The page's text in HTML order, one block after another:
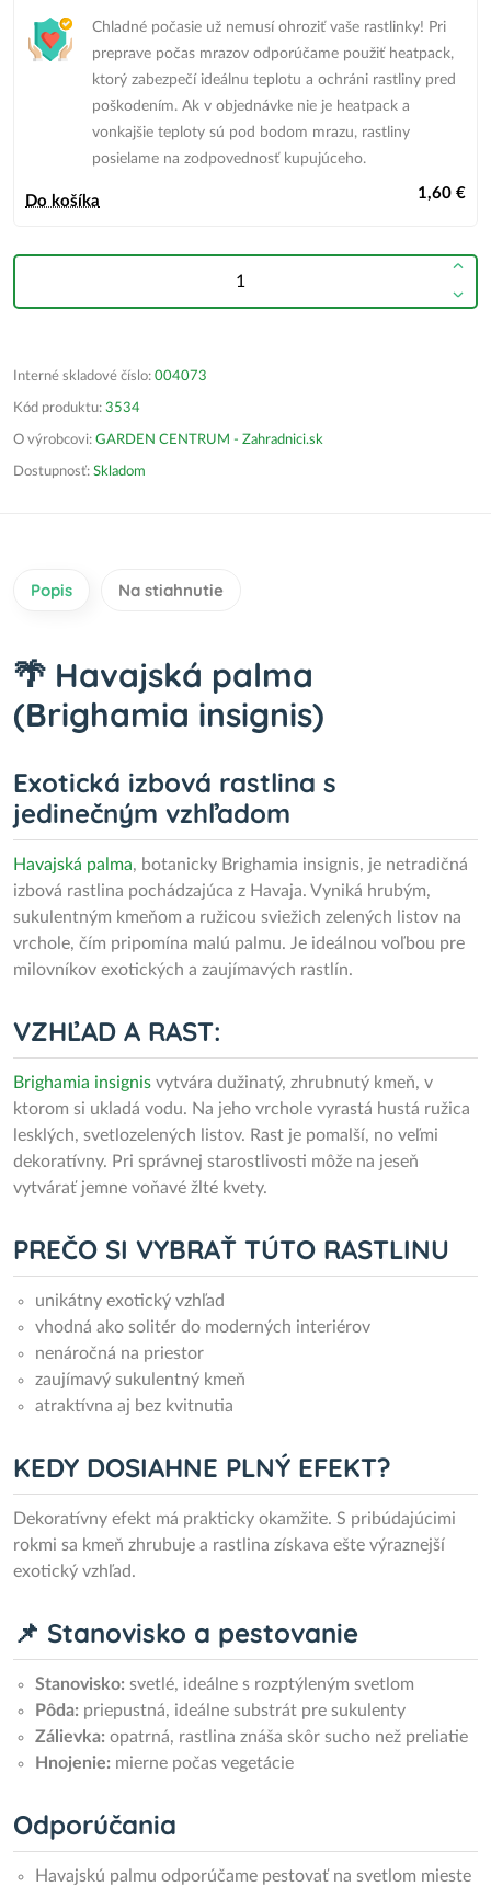
Chladné počasie už nemusí ohroziť vaše rastlinky! Pri
preprave počas mrazov odporúčame použiť heatpack,
ktorý zabezpečí ideálnu teplotu a ochráni rastliny pred
poškodením. Ak v objednávke nie je heatpack a
vonkajšie teploty sú pod bodom mrazu, rastliny
posielame na zodpovednosť kupujúceho.
Do košíka 1,60 €
Interné skladové číslo: 004073
Kód produktu: 3534
O výrobcovi: GARDEN CENTRUM - Zahradnici.sk
Dostupnosť: Skladom
Popis Na stiahnutie
🌴 Havajská palma
(Brighamia insignis)
Exotická izbová rastlina s
jedinečným vzhľadom
Havajská palma, botanicky Brighamia insignis, je netradičná
izbová rastlina pochádzajúca z Havaja. Vyniká hrubým,
sukulentným kmeňom a ružicou sviežich zelených listov na
vrchole, čím pripomína malú palmu. Je ideálnou voľbou pre
milovníkov exotických a zaujímavých rastlín.
VZHĽAD A RAST:
Brighamia insignis vytvára dužinatý, zhrubnutý kmeň, v
ktorom si ukladá vodu. Na jeho vrchole vyrastá hustá ružica
lesklých, svetlozelených listov. Rast je pomalší, no veľmi
dekoratívny. Pri správnej starostlivosti môže na jeseň
vytvárať jemne voňavé žlté kvety.
PREČO SI VYBRAŤ TÚTO RASTLINU
unikátny exotický vzhľad
vhodná ako solitér do moderných interiérov
nenáročná na priestor
zaujímavý sukulentný kmeň
atraktívna aj bez kvitnutia
KEDY DOSIAHNE PLNÝ EFEKT?
Dekoratívny efekt má prakticky okamžite. S pribúdajúcimi
rokmi sa kmeň zhrubuje a rastlina získava ešte výraznejší
exotický vzhľad.
📌 Stanovisko a pestovanie
Stanovisko: svetlé, ideálne s rozptýleným svetlom
Pôda: priepustná, ideálne substrát pre sukulenty
Zálievka: opatrná, rastlina znáša skôr sucho než preliatie
Hnojenie: mierne počas vegetácie
Odporúčania
Havajskú palmu odporúčame pestovať na svetlom mieste